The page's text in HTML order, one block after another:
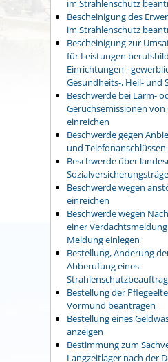
im Strahlenschutz
Bescheinigung des
im Strahlenschutz
Bescheinigung zur
für Leistungen
Einrichtungen -
Gesundheits-, Heil- und
Beschwerde bei Lärm-
Geruchsemissionen
einreichen
Beschwerde gegen
und
Beschwerde über
Beschwerde wegen
einreichen
Beschwerde wegen
einer
Meldung einlegen
Bestellung, Änderung
Abberufung eines
Bestellung der
Vormund beantragen
Bestellung eines
anzeigen
Bestimmung zum
Langzeitlager nach der